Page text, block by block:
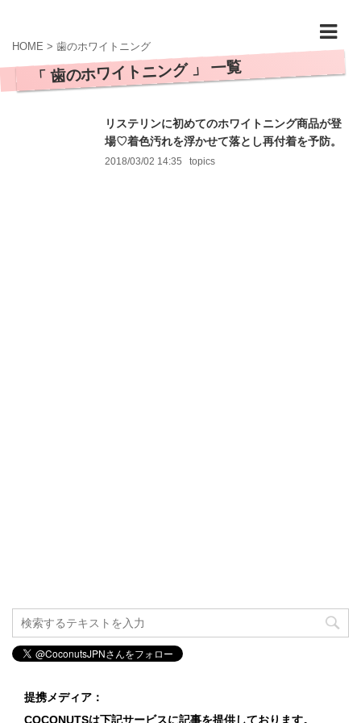
HOME > 歯のホワイトニング
「 歯のホワイトニング 」 一覧
リステリンに初めてのホワイトニング商品が登
場♡着色汚れを浮かせて落とし再付着を予防。
2018/03/02 14:35 topics
提携メディア：
COCONUTSは下記サービスに記事を提供しております。